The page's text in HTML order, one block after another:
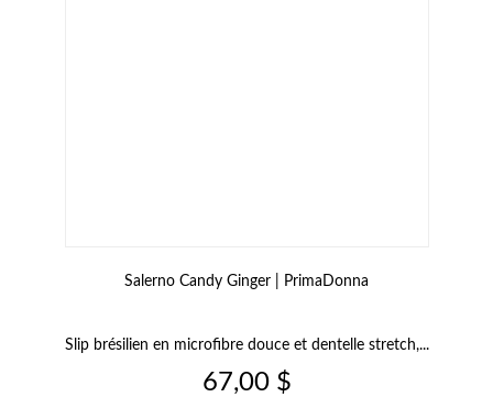
Salerno Candy Ginger | PrimaDonna
Slip brésilien en microfibre douce et dentelle stretch,...
Prix
67,00 $